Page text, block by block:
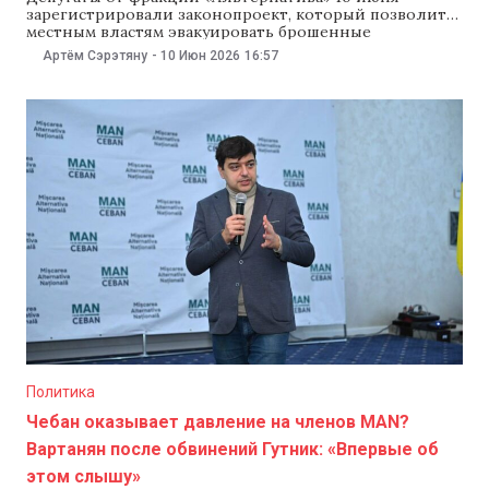
зарегистрировали законопроект, который позволит
местным властям эвакуировать брошенные
автомобили из дворов жилых домов и с
общественных парковок. Авторы инициативы
законодательного механизма решения этой
проблемы, хотя она существует уже несколько
десятилетий. По словам депутата Ольги Урсу, одного
Артём Сэрэтяну - 10 Июн 2026 16:57
Политика
Чебан оказывает давление на членов MAN?
Вартанян после обвинений Гутник: «Впервые об
этом слышу»